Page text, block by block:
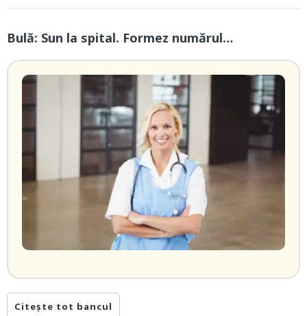
Bulă: Sun la spital. Formez numărul…
Citește tot bancul